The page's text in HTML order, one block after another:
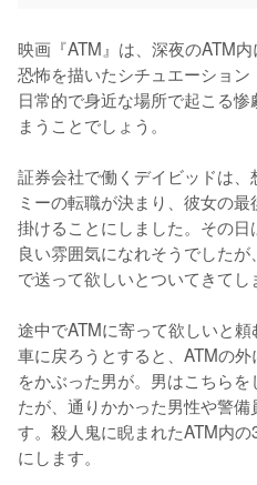
映画『ATM』は、深夜のATM
恐怖を描いたシチュエーション
日常的で身近な場所で起こる
まうことでしょう。
証券会社で働くデイビッドは
ミーの転職が決まり、彼女の
掛けることにしました。その日
良い雰囲気になれそうでした
で送って欲しいとついてきてし
途中でATMに寄って欲しいと頼
車に戻ろうとすると、ATMの
をかぶった男が。男はこちら
たが、通りかかった男性や警
す。殺人鬼に睨まれたATM内
にします。